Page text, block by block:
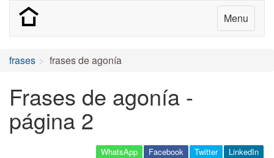
Menu
frases frases de agonía
Frases de agonía -
página 2
LinkedIn
Twitter
Facebook
WhatsApp